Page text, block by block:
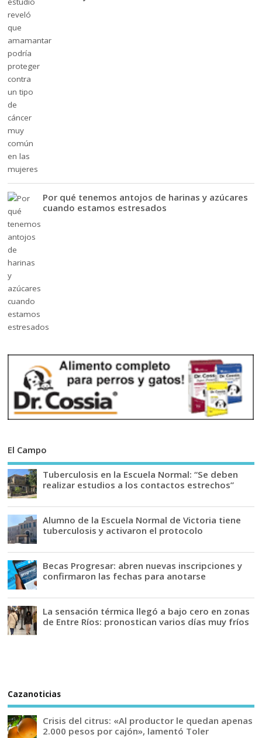
Por qué tenemos antojos de harinas y azúcares
cuando estamos estresados
El Campo
Tuberculosis en la Escuela Normal: “Se deben
realizar estudios a los contactos estrechos”
Alumno de la Escuela Normal de Victoria tiene
tuberculosis y activaron el protocolo
Becas Progresar: abren nuevas inscripciones y
confirmaron las fechas para anotarse
La sensación térmica llegó a bajo cero en zonas
de Entre Ríos: pronostican varios días muy fríos
Cazanoticias
Crisis del citrus: «Al productor le quedan apenas
2.000 pesos por cajón», lamentó Toler